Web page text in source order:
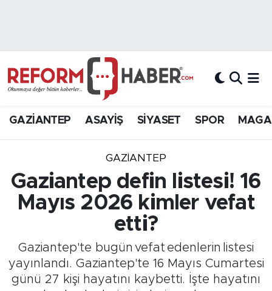
GAZİANTEP ASAYİŞ SİYASET SPOR
GAZIANTEP
Gaziantep defin listesi! 16
Mayıs 2026 kimler vefat
etti?
Gaziantep'te bugün vefat edenlerin listesi
yayınlandı. Gaziantep'te 16 Mayıs Cumartesi
günü 27 kişi hayatını kaybetti. İşte hayatını
Hava Durumu
Süper Lig Puan Durumu ve Fikstür
Tüm Manşetler
Son Dakika Haberleri